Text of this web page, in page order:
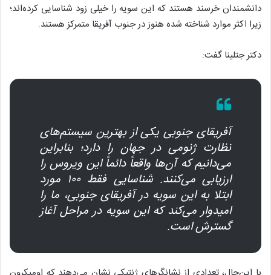
دانشمندان خرسند هستند که این سویه را خیلی زود شناسایی کرده‌اند؛
زیرا اکثر موارد شناخته شده هنوز در جنوب آفریقا متمرکز هستند.
دکتر جتلینا گفت:
آفریقای جنوبی یکی از بهترین سیستم‌های
نظارت ژنومی در جهان را دارد؛ بنابراین
می‌دانیم که آن‌ها واقعاً دائماً این ویروس را
ارزیابی می‌کنند. شناسایی فقط ۱۰۰ مورد
ابتلا به این سویه در آفریقای جنوبی، ما را
امیدوار می‌کند که این سویه در مراحل آغاز
گسترش است.